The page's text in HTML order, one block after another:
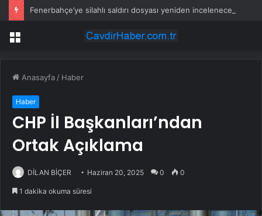
Fenerbahçe’ye silahlı saldırı dosyası yeniden incelenecek
Menü
Anasayfa / Haber
Haber
CHP İl Başkanları’ndan
Ortak Açıklama
DİLAN BİÇER Haziran 20, 2025 0 0
1 dakika okuma süresi